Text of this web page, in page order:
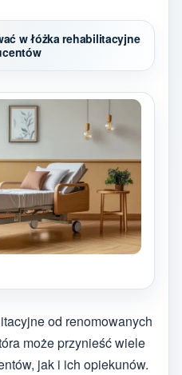
w łóżka rehabilitacyjne
od renomowanych
może przynieść wiele
jak i ich opiekunów.